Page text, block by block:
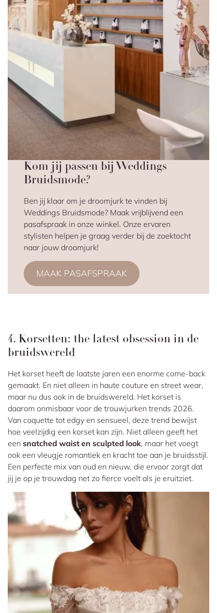
Kom jij passen bij Weddings
Bruidsmode?
Ben jij klaar om je droomjurk te vinden bij
Weddings Bruidsmode? Maak vrijblijvend een
pasafspraak in onze winkel. Onze ervaren
stylisten helpen je graag verder bij de zoektocht
naar jouw droomjurk!
MAAK PASAFSPRAAK
4. Korsetten: the latest obsession in de
bruidswereld
Het korset heeft de laatste jaren een enorme come-back
gemaakt. En niet alleen in haute couture en street wear,
maar nu dus ook in de bruidswereld. Het korset is
daarom onmisbaar voor de trouwjurken trends 2026.
Van coquette tot edgy en sensueel, deze trend bewijst
hoe veelzijdig een korset kan zijn. Niet alleen geeft het
een snatched waist en sculpted look, maar het voegt
ook een vleugje romantiek en kracht toe aan je bruidsstijl.
Een perfecte mix van oud en nieuw, die ervoor zorgt dat
jij je op je trouwdag net zo fierce voelt als je eruitziet.